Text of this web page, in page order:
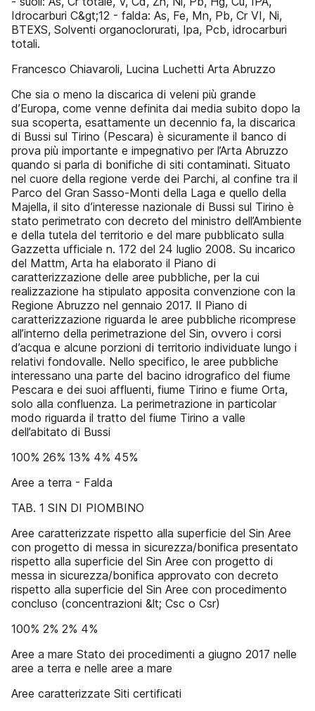
Idrocarburi C&gt;12 - falda: As, Fe, Mn, Pb, Cr VI, Ni,
BTEXS, Solventi organoclorurati, Ipa, Pcb, idrocarburi
totali.
Francesco Chiavaroli, Lucina Luchetti Arta Abruzzo
Che sia o meno la discarica di veleni più grande
d’Europa, come venne definita dai media subito dopo la
sua scoperta, esattamente un decennio fa, la discarica
di Bussi sul Tirino (Pescara) è sicuramente il banco di
prova più importante e impegnativo per l’Arta Abruzzo
quando si parla di bonifiche di siti contaminati. Situato
nel cuore della regione verde dei Parchi, al confine tra il
Parco del Gran Sasso-Monti della Laga e quello della
Majella, il sito d’interesse nazionale di Bussi sul Tirino è
stato perimetrato con decreto del ministro dell’Ambiente
e della tutela del territorio e del mare pubblicato sulla
Gazzetta ufficiale n. 172 del 24 luglio 2008. Su incarico
del Mattm, Arta ha elaborato il Piano di
caratterizzazione delle aree pubbliche, per la cui
realizzazione ha stipulato apposita convenzione con la
Regione Abruzzo nel gennaio 2017. Il Piano di
caratterizzazione riguarda le aree pubbliche ricomprese
all’interno della perimetrazione del Sin, ovvero i corsi
d’acqua e alcune porzioni di territorio individuate lungo i
relativi fondovalle. Nello specifico, le aree pubbliche
interessano una parte del bacino idrografico del fiume
Pescara e dei suoi affluenti, fiume Tirino e fiume Orta,
solo alla confluenza. La perimetrazione in particolar
modo riguarda il tratto del fiume Tirino a valle
dell’abitato di Bussi
100% 26% 13% 4% 45%
Aree a terra - Falda
TAB. 1 SIN DI PIOMBINO
Aree caratterizzate rispetto alla superficie del Sin Aree
con progetto di messa in sicurezza/bonifica presentato
rispetto alla superficie del Sin Aree con progetto di
messa in sicurezza/bonifica approvato con decreto
rispetto alla superficie del Sin Aree con procedimento
concluso (concentrazioni &lt; Csc o Csr)
100% 2% 2% 4%
Aree a mare Stato dei procedimenti a giugno 2017 nelle
aree a terra e nelle aree a mare
Aree caratterizzate Siti certificati